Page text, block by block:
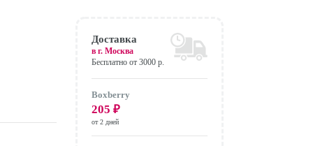
Доставка
в г.Москва
Бесплатно от 3000 р.
Boxberry
205 ₽
от 2 дней